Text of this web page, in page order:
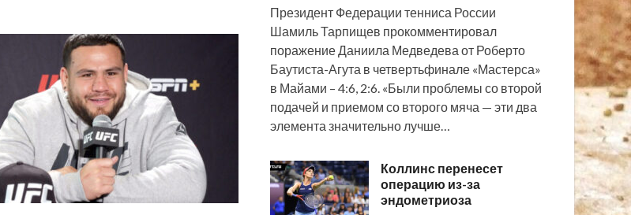
Президент Федерации тенниса России
Шамиль Тарпищев прокомментировал
поражение Даниила Медведева от Роберто
Баутиста-Агута в четвертьфинале «Мастерса»
в Майами – 4:6, 2:6. «Были проблемы со второй
подачей и приемом со второго мяча — эти два
элемента значительно лучше…
Коллинс перенесет
операцию из-за
эндометриоза